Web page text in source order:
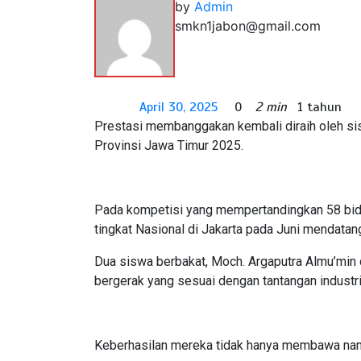
by Admin
smkn1jabon@gmail.com
April 30, 2025 0 2 min 1 tahun
Prestasi membanggakan kembali diraih oleh
Provinsi Jawa Timur 2025.
Pada kompetisi yang mempertandingkan 58
tingkat Nasional di Jakarta pada Juni
Dua siswa berbakat, Moch. Argaputra
bergerak yang sesuai dengan tantangan
Keberhasilan mereka tidak hanya membawa